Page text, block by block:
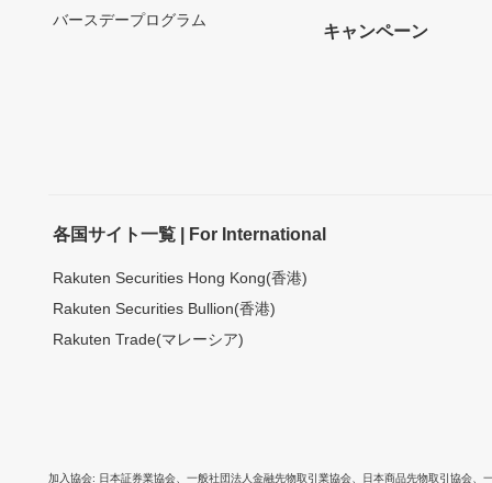
バースデープログラム
キャンペーン
各国サイト一覧 | For International
Rakuten Securities Hong Kong(香港)
Rakuten Securities Bullion(香港)
Rakuten Trade(マレーシア)
加入協会 日本証券業協会 一般社団法人金融先物取引業協会 日本商品先物取引協会